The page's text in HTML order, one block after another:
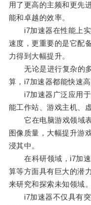
用了更高的主频和更先
能和卓越的效率。
i7加速器在性能上实
速度，更重要的是它配
力得到大幅提升。
无论是进行复杂的多
算，i7加速器都能快速高
i7加速器广泛应用于
能工作站、游戏主机、
它在电脑游戏领域表
图像质量，大幅提升游
浸其中。
在科研领域，i7加速
算等方面具有巨大的潜
来研究和探索未知领域。
i7加速器不仅具有突